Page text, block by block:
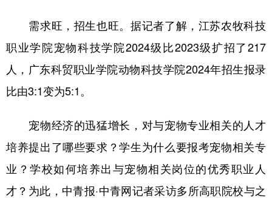
需求旺，招生也旺。据记者了解，江苏农牧科技
职业学院宠物科技学院2024级比2023级扩招了217
人，广东科贸职业学院动物科技学院2024年招生报录
比由3:1变为5:1。
宠物经济的迅猛增长，对与宠物专业相关的人才
培养提出了哪些要求？学生为什么要报考宠物相关专
业？学校如何培养出与宠物相关岗位的优秀职业人
才？为此，中青报·中青网记者采访多所高职院校与之